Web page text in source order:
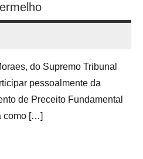
do Supremo Tribunal
pessoalmente da
de Preceito Fundamental
como […]